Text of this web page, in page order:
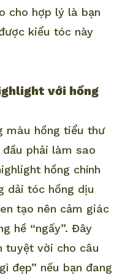
cho hợp lý là bạn
kiểu tóc này
với hồng
màu hồng tiểu thư
phải làm sao
hồng chính
dải tóc hồng dịu
tạo nên cảm giác
hề “ngấy”. Đây
tuyệt vời cho câu
đẹp” nếu bạn đang